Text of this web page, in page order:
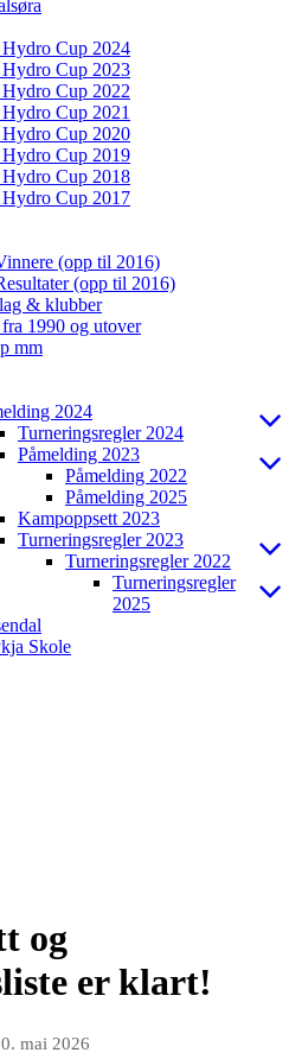
Hydro Cup 2024
Hydro Cup 2023
Hydro Cup 2022
Cup 2021
Hydro Cup 2020
Hydro Cup 2019
Hydro Cup 2018
Hydro Cup 2017
(opp til 2016)
(opp til 2016)
& klubber
1990 og utover
mm
2024
Turneringsregler 2024
Påmelding 2023
Påmelding 2022
Påmelding 2025
Kampoppsett 2023
Turneringsregler 2023
Turneringsregler 2022
Turneringsregler
2025
Skole
og
er klart!
mai 2026